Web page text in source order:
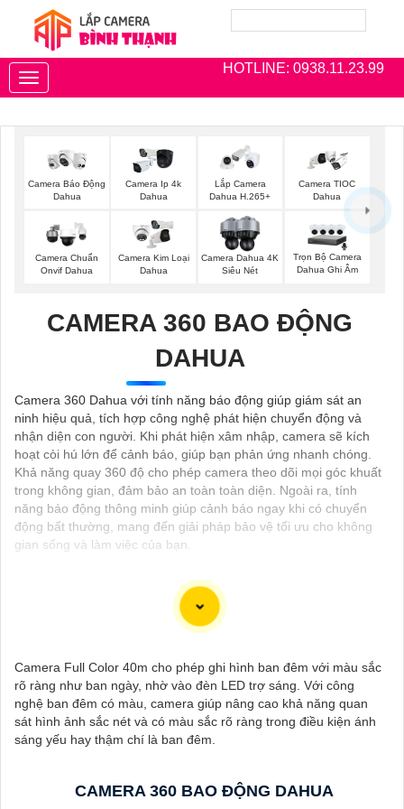
HOTLINE: 0938.11.23.99
Toggle
navigation
Camera Báo Động
Dahua
Camera Ip 4k
Dahua
Lắp Camera
Dahua H.265+
Camera TIOC
Dahua
Camera Chuẩn
Onvif Dahua
Camera Kim Loại
Dahua
Camera Dahua 4K
Siêu Nét
Trọn Bộ Camera
Dahua Ghi Âm
CAMERA 360 BAO ĐỘNG
DAHUA
Camera 360 Dahua với tính năng báo động giúp giám sát an
ninh hiệu quả, tích hợp công nghệ phát hiện chuyển động và
nhận diện con người. Khi phát hiện xâm nhập, camera sẽ kích
hoạt còi hú lớn để cảnh báo, giúp bạn phản ứng nhanh chóng.
Khả năng quay 360 độ cho phép camera theo dõi mọi góc khuất
trong không gian, đảm bảo an toàn toàn diện. Ngoài ra, tính
năng báo động thông minh giúp cảnh báo ngay khi có chuyển
động bất thường, mang đến giải pháp bảo vệ tối ưu cho không
gian sống và làm việc của bạn.
Dạ chắc chắn, đây là tư vấn của tôi về Camera Dahua chính
1:Camera Dahua là một thương hiệu nổi tiếng về sản phẩm an
ninh và giám sát.⚒2:Để Hoàn toàn tin cậy mua Camera Dahua
chính hãng, bạn nên mua từ các cửa hàng uy tín hoặc các đại lý
chính thức của Dahua.☄️3:Mức giá của Camera Dahua có thể
thay đổi tùy vào model và chức năng của camera. Bạn nên tìm
được đánh giá cao với độ phân giải cao, tính năng thông minh
và độ tin cậy.💖5:Nếu bạn muốn tìm camera Dahua giá rẻ, bạn
Camera Full Color 40m cho phép ghi hình ban đêm với màu sắc
rõ ràng như ban ngày, nhờ vào đèn LED trợ sáng. Với công
nghệ ban đêm có màu, camera giúp nâng cao khả năng quan
sát hình ảnh sắc nét và có màu sắc rõ ràng trong điều kiện ánh
sáng yếu hay thậm chí là ban đêm.
CAMERA 360 BAO ĐỘNG DAHUA